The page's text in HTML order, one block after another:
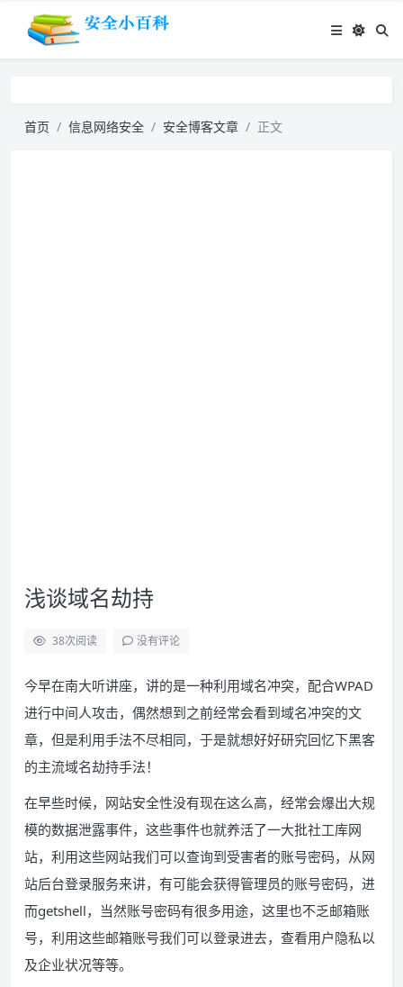
首页 信息网络安全 安全博客文章 正文
浅谈域名劫持
38次阅读 没有评论
今早在南大听讲座，讲的是一种利用域名冲突，配合WPAD
进行中间人攻击，偶然想到之前经常会看到域名冲突的文
章，但是利用手法不尽相同，于是就想好好研究回忆下黑客
的主流域名劫持手法！
在早些时候，网站安全性没有现在这么高，经常会爆出大规
模的数据泄露事件，这些事件也就养活了一大批社工库网
站，利用这些网站我们可以查询到受害者的账号密码，从网
站后台登录服务来讲，有可能会获得管理员的账号密码，进
而getshell，当然账号密码有很多用途，这里也不乏邮箱账
号，利用这些邮箱账号我们可以登录进去，查看用户隐私以
及企业状况等等。